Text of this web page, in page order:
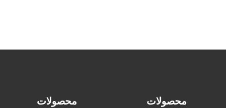
محصولات محصولات